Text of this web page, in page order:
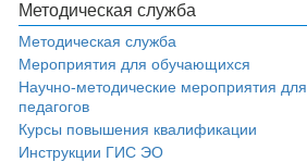
Методическая служба
Методическая служба
Мероприятия для обучающихся
Научно-методические мероприятия для
педагогов
Курсы повышения квалификации
Инструкции ГИС ЭО